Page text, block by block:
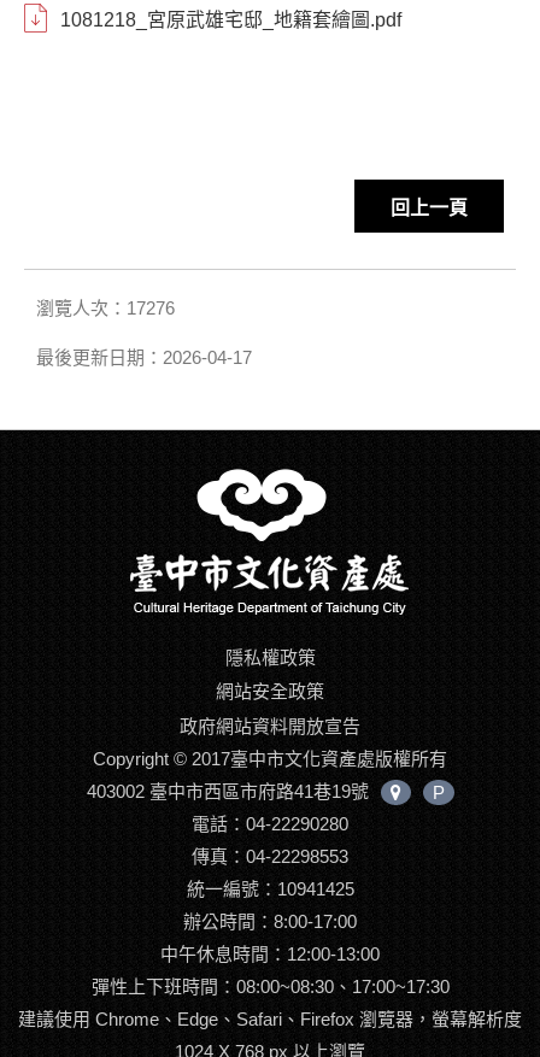
1081218_宮原武雄宅邸_地籍套繪圖.pdf
回上一頁
瀏覽人次：17276
最後更新日期：2026-04-17
隱私權政策
網站安全政策
政府網站資料開放宣告
Copyright © 2017臺中市文化資產處版權所有
403002 臺中市西區市府路41巷19號
中
P
電話：04-22290280
傳真：04-22298553
統一編號：10941425
辦公時間：8:00-17:00
中午休息時間：12:00-13:00
彈性上下班時間：08:00~08:30、17:00~17:30
建議使用 Chrome、Edge、Safari、Firefox 瀏覽器，螢幕解析度
1024 X 768 px 以上瀏覽